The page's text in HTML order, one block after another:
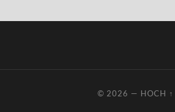
© 2026 — HOCH ↑